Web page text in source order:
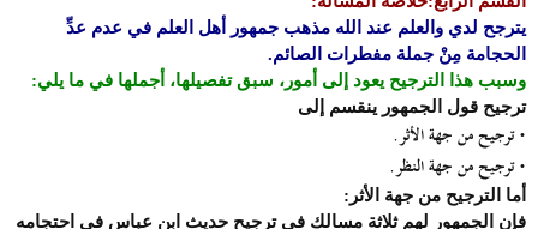
يترجح لدي والعلم عند الله مذهب جمهور أهل العلم في عدم عدِّ
الحجامة مِنْ جملة مفطرات الصائم.
وسبب هذا الترجيح يعود إلى أمور، سبق تفصيلها، أجملها في ما يلي:
ترجيح قول الجمهور ينقسم إلى
· ترجيح من جهة الأثر.
· ترجيح من جهة النظر.
أما الترجيح من جهة الأثر:
فإن الجمهور لهم ثلاثة مسالك في ترجيح حديث ابن عباس في احتجامه